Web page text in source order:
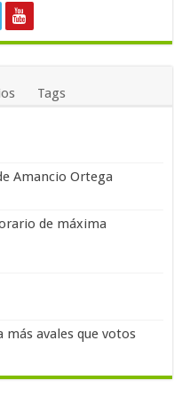
Tags
Amancio Ortega
de máxima
más avales que votos